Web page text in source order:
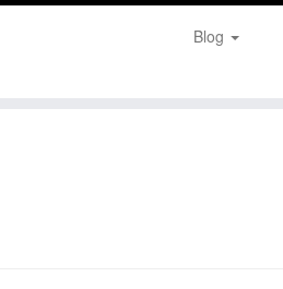
Blog